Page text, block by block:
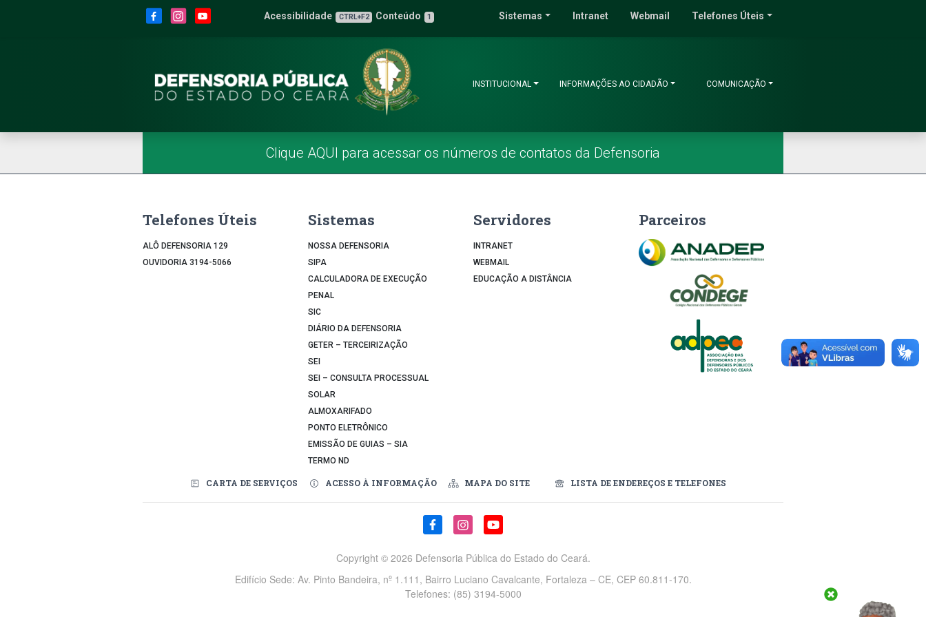
Site da Defensoria Pública do Estado do Ceará
Menu SuperiorRedes SociaisMenu de Acessibilidade
Acessibilidade CTRL+F2 Conteúdo 1
Menu 2
Rodapé 3 Sistemas Intranet Webmail Telefones Úteis
Menu PrincipalPágina Inicial INSTITUCIONAL INFORMAÇÕES AO CIDADÃO COMUNICAÇÃO
Clique AQUI para acessar os números de contatos da Defensoria
Telefones Úteis
ALÔ DEFENSORIA 129
OUVIDORIA 3194-5066
Sistemas
NOSSA DEFENSORIA
SIPA
CALCULADORA DE EXECUÇÃO
PENAL
SIC
DIÁRIO DA DEFENSORIA
GETER – TERCEIRIZAÇÃO
SEI
SEI – CONSULTA PROCESSUAL
SOLAR
ALMOXARIFADO
PONTO ELETRÔNICO
EMISSÃO DE GUIAS – SIA
TERMO ND
Servidores
INTRANET
WEBMAIL
EDUCAÇÃO A DISTÂNCIA
Parceiros
CARTA DE SERVIÇOS ACESSO À INFORMAÇÃO MAPA DO SITE LISTA DE ENDEREÇOS E TELEFONES
Copyright © 2026 Defensoria Pública do Estado do Ceará.
Edifício Sede: Av. Pinto Bandeira, nº 1.111, Bairro Luciano Cavalcante, Fortaleza – CE, CEP 60.811-170.
Telefones: (85) 3194-5000